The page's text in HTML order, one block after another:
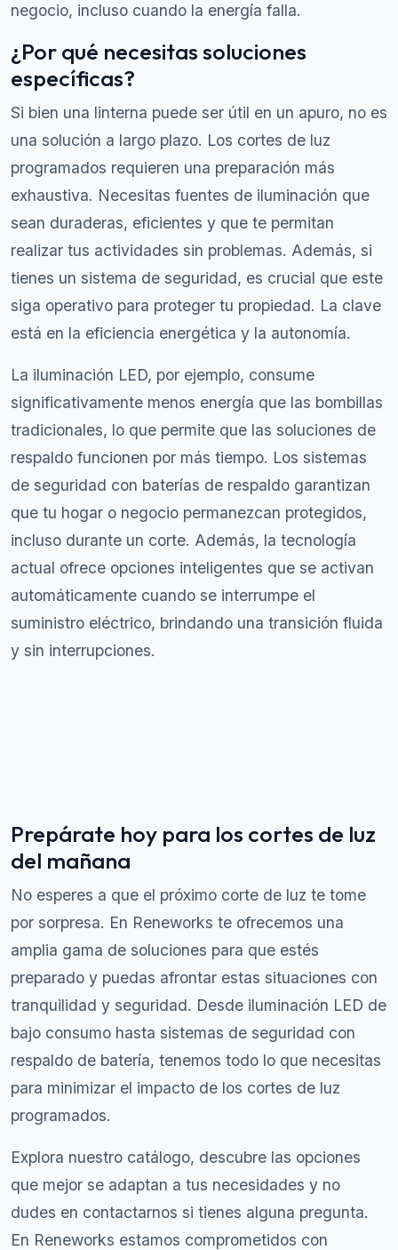
negocio, incluso cuando la energía falla.
¿Por qué necesitas soluciones
específicas?
Si bien una linterna puede ser útil en un apuro, no es
una solución a largo plazo. Los cortes de luz
programados requieren una preparación más
exhaustiva. Necesitas fuentes de iluminación que
sean duraderas, eficientes y que te permitan
realizar tus actividades sin problemas. Además, si
tienes un sistema de seguridad, es crucial que este
siga operativo para proteger tu propiedad. La clave
está en la eficiencia energética y la autonomía.
La iluminación LED, por ejemplo, consume
significativamente menos energía que las bombillas
tradicionales, lo que permite que las soluciones de
respaldo funcionen por más tiempo. Los sistemas
de seguridad con baterías de respaldo garantizan
que tu hogar o negocio permanezcan protegidos,
incluso durante un corte. Además, la tecnología
actual ofrece opciones inteligentes que se activan
automáticamente cuando se interrumpe el
suministro eléctrico, brindando una transición fluida
y sin interrupciones.
Prepárate hoy para los cortes de luz
del mañana
No esperes a que el próximo corte de luz te tome
por sorpresa. En Reneworks te ofrecemos una
amplia gama de soluciones para que estés
preparado y puedas afrontar estas situaciones con
tranquilidad y seguridad. Desde iluminación LED de
bajo consumo hasta sistemas de seguridad con
respaldo de batería, tenemos todo lo que necesitas
para minimizar el impacto de los cortes de luz
programados.
Explora nuestro catálogo, descubre las opciones
que mejor se adaptan a tus necesidades y no
dudes en contactarnos si tienes alguna pregunta.
En Reneworks estamos comprometidos con